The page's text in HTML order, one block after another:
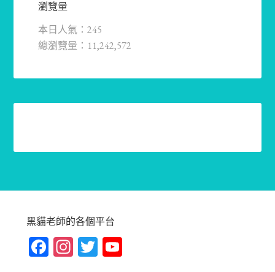
瀏覽量
本日人氣：245
總瀏覽量：11,242,572
黑貓老師的各個平台
Fa In T Yo